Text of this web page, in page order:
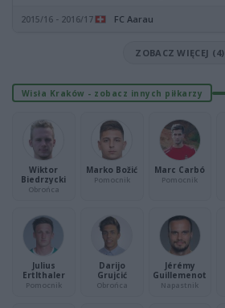
2015/16 - 2016/17 FC Aarau
ZOBACZ WIĘCEJ (4)
Wisła Kraków - zobacz innych piłkarzy
Wiktor
Biedrzycki
Obrońca
Marko Božić
Pomocnik
Marc Carbó
Pomocnik
Julius
Ertlthaler
Pomocnik
Darijo
Grujcić
Obrońca
Jérémy
Guillemenot
Napastnik